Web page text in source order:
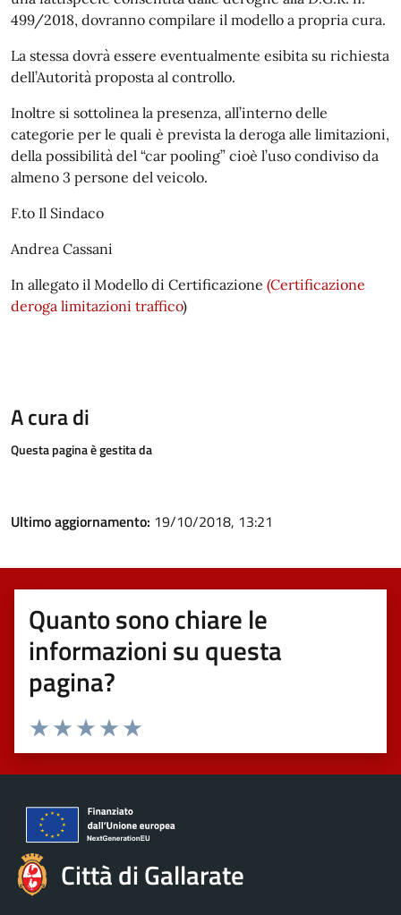
499/2018, dovranno compilare il modello a propria cura.
La stessa dovrà essere eventualmente esibita su richiesta
dell’Autorità proposta al controllo.
Inoltre si sottolinea la presenza, all’interno delle
categorie per le quali è prevista la deroga alle limitazioni,
della possibilità del “car pooling” cioè l’uso condiviso da
almeno 3 persone del veicolo.
F.to Il Sindaco
Andrea Cassani
In allegato il Modello di Certificazione (Certificazione
deroga limitazioni traffico)
A cura di
Questa pagina è gestita da
Ultimo aggiornamento: 19/10/2018, 13:21
Quanto sono chiare le
informazioni su questa
pagina?
Valuta 5 stelle su 5
Valuta 4 stelle su 5
Valuta 3 stelle su 5
Valuta 2 stelle su 5
Valuta 1 stelle su 5
Città di Gallarate